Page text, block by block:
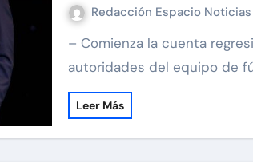
Redacción Espacio Noticias
– Comienza la cuenta regresiva para la temporada 2025 de la LFA. Las
autoridades del equipo de
Leer Más